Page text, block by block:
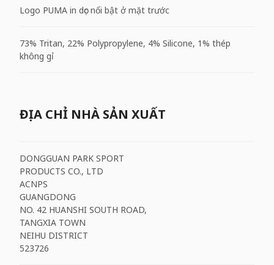
Logo PUMA in dọc nổi bật ở mặt trước
73% Tritan, 22% Polypropylene, 4% Silicone, 1% thép
không gỉ
ĐỊA CHỈ NHÀ SẢN XUẤT
DONGGUAN PARK SPORT
PRODUCTS CO., LTD
ACNPS
GUANGDONG
NO. 42 HUANSHI SOUTH ROAD,
TANGXIA TOWN
NEIHU DISTRICT
523726